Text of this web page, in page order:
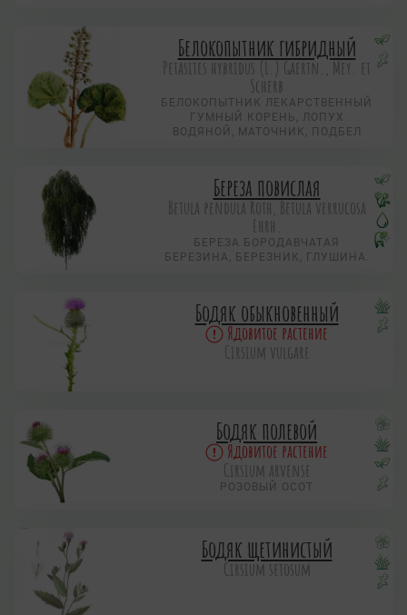
Белокопытник гибридный
Petasites hybridus (L.) Gaertn., Mey. et
Scherb
БЕЛОКОПЫТНИК ЛЕКАРСТВЕННЫЙ
ГУМНЫЙ КОРЕНЬ, ЛОПУХ
ВОДЯНОЙ, МАТОЧНИК, ПОДБЕЛ
Береза повислая
Betula pendula Roth, Betula verrucosa
Ehrh.
БЕРЕЗА БОРОДАВЧАТАЯ
БЕРЕЗИНА, БЕРЕЗНИК, ГЛУШИНА.
Бодяк обыкновенный
Ядовитое растение
Cirsium vulgare
Бодяк полевой
Ядовитое растение
Cirsium arvense
РОЗОВЫЙ ОСОТ
Бодяк щетинистый
Cirsium setosum